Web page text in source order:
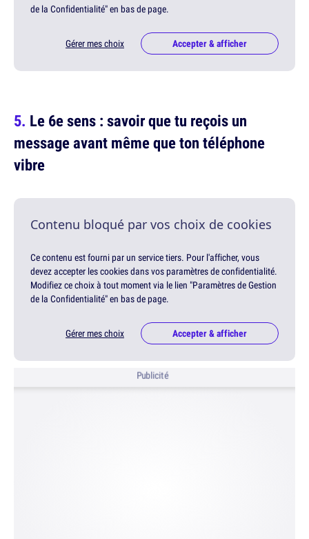
de la Confidentialité" en bas de page.
Gérer mes choix Accepter & afficher
Le 6e sens : savoir que tu reçois un
message avant même que ton téléphone
vibre
Contenu bloqué par vos choix de cookies
Ce contenu est fourni par un service tiers. Pour l'afficher, vous
devez accepter les cookies dans vos paramètres de confidentialité.
Modifiez ce choix à tout moment via le lien "Paramètres de Gestion
de la Confidentialité" en bas de page.
Gérer mes choix Accepter & afficher
Publicité